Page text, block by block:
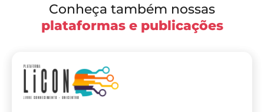
Conheça também nossas
plataformas e publicações